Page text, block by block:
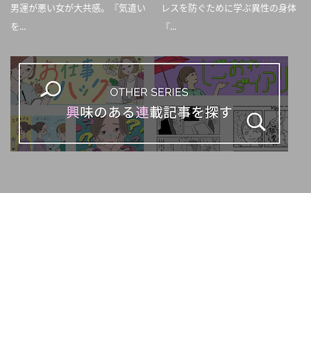
男運が悪い女が大共感。『気遣い
を...
レスを防ぐために学ぶ異性の身体
『...